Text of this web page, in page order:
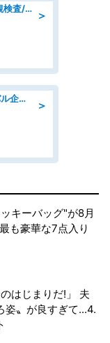
＞
デンソーの工場で自動車部品の外観検査/denso aichi
＞
09月開始/「土日祝休み」グローバル企業での産業保健のお仕事/保健師/高時給/残業なし/服装自由
キーバッグ"が8月
も豪華な7点入り
はじまりだ!」 夫
姿〟が良すぎて...4.